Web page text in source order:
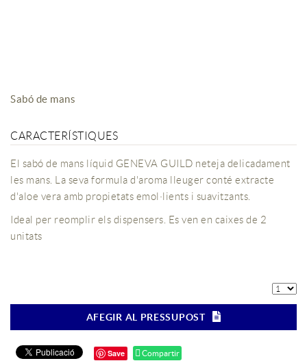
Sabó de mans
CARACTERÍSTIQUES
El sabó de mans líquid GENEVA GUILD neteja delicadament
les mans. La seva formula d'aroma lleuger conté extracte
d'aloe vera amb propietats emol·lients i suavitzants.
Ideal per reomplir els dispensers. Es ven en caixes de 2
unitats
AFEGIR AL PRESSUPOST
Save Compartir